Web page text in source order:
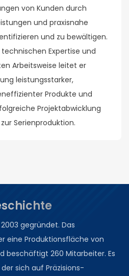
von Kunden durch
und praxisnahe
und zu bewältigen.
Expertise und
Arbeitsweise leitet er
leistungsstarker,
Produkte und
Projektabwicklung
Serienproduktion.
gegründet. Das
eine Produktionsfläche von
beschäftigt 260 Mitarbeiter. Es
sich auf Präzisions-